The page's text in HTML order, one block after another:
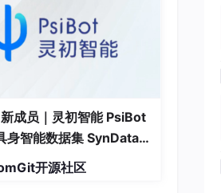
成员｜灵初智能 PsiBot
身智能数据集 SynData
开源社区